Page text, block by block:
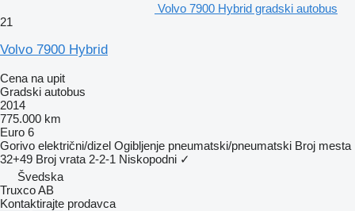
Volvo 7900 Hybrid gradski autobus
21
Volvo 7900 Hybrid
Cena na upit
Gradski autobus
2014
775.000 km
Euro 6
Gorivo električni/dizel Ogibljenje pneumatski/pneumatski Broj mesta
32+49 Broj vrata 2-2-1 Niskopodni ✓
Švedska
Truxco AB
Kontaktirajte prodavca